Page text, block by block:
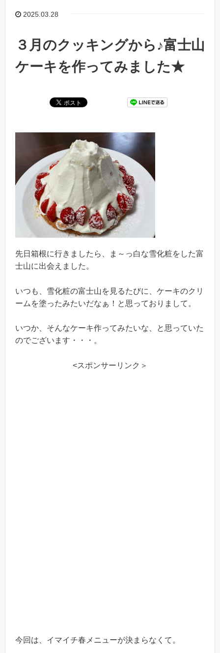
2025.03.28
３月のクッキングから♪富士山
ケーキを作ってみました★
先日箱根に行きましたら、ま～っ白な雪化粧をした富
士山に出会えました。
いつも、雪化粧の富士山を見るたびに、ケーキのクリ
ームを塗ったみたいだなぁ！と思っておりまして。
いつか、そんなケーキ作ってみたいな、と思っていた
のでございます・・・。
<スポンサーリンク＞
今回は、イマイチ春メニューが決まらなくて。